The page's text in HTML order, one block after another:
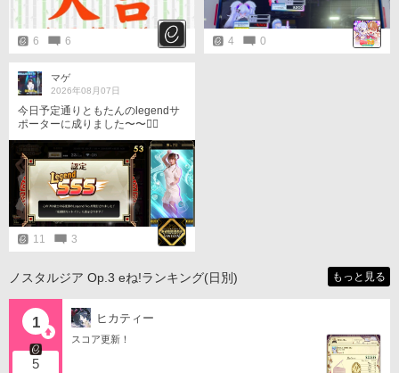
6 6 4 0
マゲ
2026年08月07日
今日予定通りともたんのlegendサ
ポーターに成りました〜〜󾀀️󾀀️
11 3
ノスタルジア Op.3 eね!ランキング(日別) もっと見る
1
5
ヒカティー
スコア更新！